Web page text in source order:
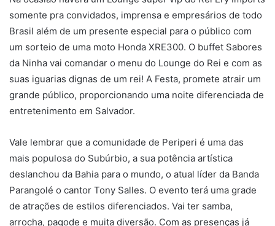
somente pra convidados, imprensa e empresários de todo
Brasil além de um presente especial para o público com
um sorteio de uma moto Honda XRE300. O buffet Sabores
da Ninha vai comandar o menu do Lounge do Rei e com as
suas iguarias dignas de um rei! A Festa, promete atrair um
grande público, proporcionando uma noite diferenciada de
entretenimento em Salvador.
Vale lembrar que a comunidade de Periperi é uma das
mais populosa do Subúrbio, a sua potência artística
deslanchou da Bahia para o mundo, o atual líder da Banda
Parangolé o cantor Tony Salles. O evento terá uma grade
de atrações de estilos diferenciados. Vai ter samba,
arrocha, pagode e muita diversão. Com as presenças já